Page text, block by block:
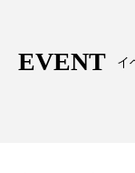
EVENT イ